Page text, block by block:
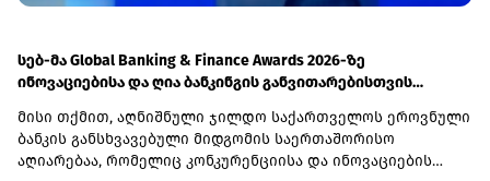
აღკვეთას ითვალისწინებს.
სებ-მა Global Banking & Finance Awards 2026-ზე
ინოვაციებისა და ღია ბანკინგის განვითარებისთვის
მისი თქმით, აღნიშნული ჯილდო საქართველოს ეროვნული
ბანკის განსხვავებული მიდგომის საერთაშორისო
აღიარებაა, რომელიც კონკურენციისა და ინოვაციების